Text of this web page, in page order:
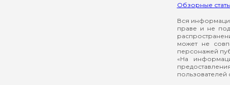
Обзорные
Вся
праве и не
может не
персонажей
«На
пользователей